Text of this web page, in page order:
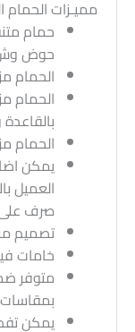
مميـزات الحمام
حمام
حوض وش
الحمام
الحمام
الحمام
يمكن
العميل
صرف
تصميم مربع
خامات
متوفر
بمقاسات
يمكن